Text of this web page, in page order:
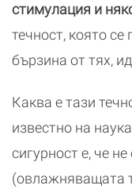
стимулация и
течност, която
бързина от тях,
Каква е тази
известно на
сигурност е, че
(овлажняващата